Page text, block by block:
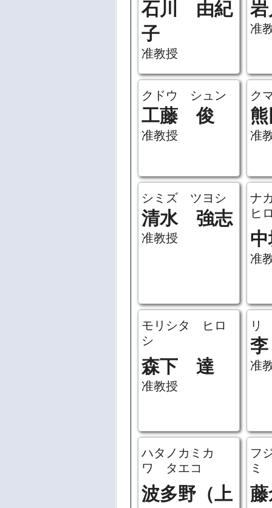
石川 由紀
子
准教授
准
クドウ シュン
工藤 俊
准教授
ク
准
シミズ ツヨシ
清水 強志
准教授
ナ
ヒ
准
モリシタ ヒロ
シ
森下 達
准教授
リ
准
ハタノカミカ
ワ タエコ
波多野（上
フ
ミ